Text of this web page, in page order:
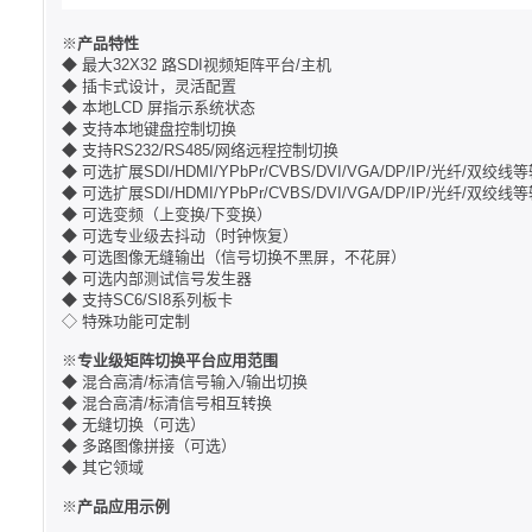
※ 产品特性
◆ 最大32X32 路SDI视频矩阵平台/主机
◆ 插卡式设计，灵活配置
◆ 本地LCD 屏指示系统状态
◆ 支持本地键盘控制切换
◆ 支持RS232/RS485/网络远程控制切换
◆ 可选扩展SDI/HDMI/YPbPr/CVBS/DVI/VGA/DP/IP/光纤/双绞线等
◆ 可选扩展SDI/HDMI/YPbPr/CVBS/DVI/VGA/DP/IP/光纤/双绞线等
◆ 可选变频（上变换/下变换）
◆ 可选专业级去抖动（时钟恢复）
◆ 可选图像无缝输出（信号切换不黑屏，不花屏）
◆ 可选内部测试信号发生器
◆ 支持SC6/SI8系列板卡
◇ 特殊功能可定制
※专业级矩阵切换平台应用范围
◆ 混合高清/标清信号输入/输出切换
◆ 混合高清/标清信号相互转换
◆ 无缝切换（可选）
◆ 多路图像拼接（可选）
◆ 其它领域
※ 产品应用示例